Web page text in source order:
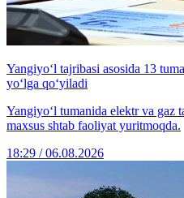
Yangiyo‘l tajribasi asosida 13
yo‘lga qo‘yiladi
Yangiyo‘l tumanida elektr va gaz
maxsus shtab faoliyat yuritmoqda.
18:29 / 06.08.2026